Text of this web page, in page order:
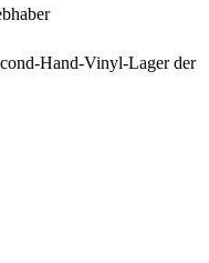
Hand-Vinyl-Lager der